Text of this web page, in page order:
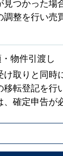
見つかった場
調整を行い売
物件引渡し
け取りと同時
移転登記を行
確定申告が